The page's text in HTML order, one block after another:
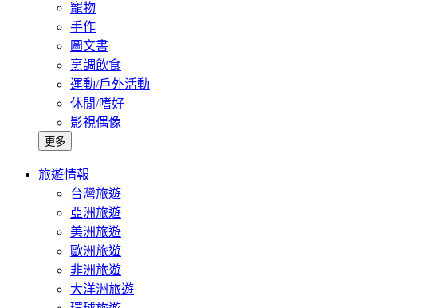
寵物
手作
圖文書
烹調飲食
運動/戶外活動
休閒/嗜好
影視偶像
更多
旅遊情報
台灣旅遊
亞洲旅遊
美洲旅遊
歐洲旅遊
非洲旅遊
大洋洲旅遊